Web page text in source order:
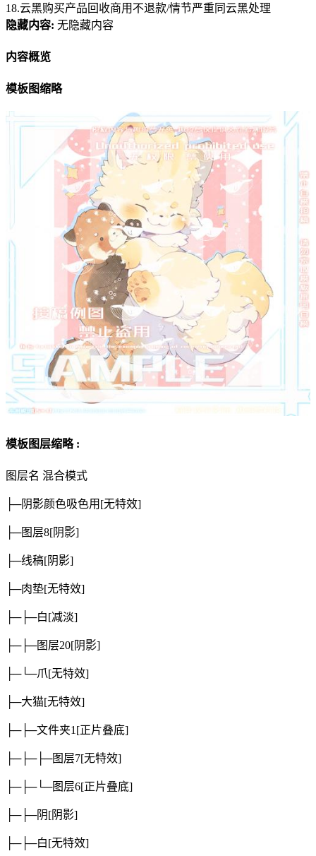
18.云黑购买产品回收商用不退款/情节严重同云黑处理
隐藏内容: 无隐藏内容
内容概览
模板图缩略
模板图层缩略 :
图层名 混合模式
├─阴影颜色吸色用 [无特效]
├─图层8[阴影]
├─线稿[阴影]
├─肉垫[无特效]
├─├─白[减淡]
├─├─图层20[阴影]
├─└─爪[无特效]
├─大猫[无特效]
├─├─文件夹1 [正片叠底]
├─├─├─图层7[无特效]
├─├─└─图层6[正片叠底]
├─├─阴[阴影]
├─├─白[无特效]